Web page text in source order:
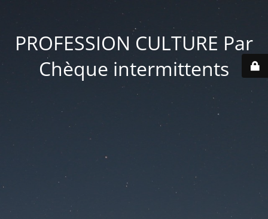
PROFESSION CULTURE Par
Chèque intermittents